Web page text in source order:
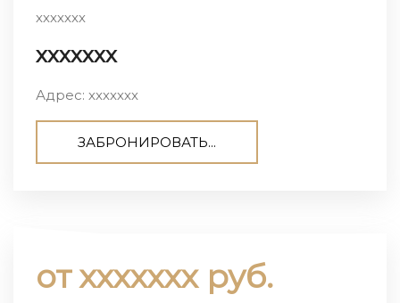
ххххххх
ххххххх
Адрес: ххххххх
ЗАБРОНИРОВАТЬ...
от ххххххх руб.